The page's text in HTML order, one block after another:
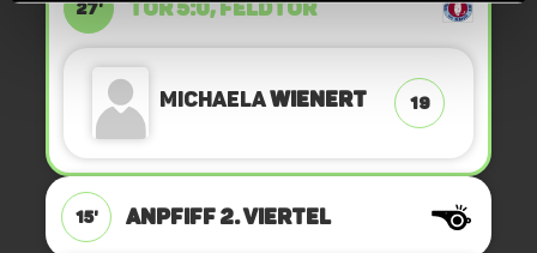
27' TOR 5:0, FELDTOR
MichaelaWienert 19
15' ANPFIFF 2. Viertel